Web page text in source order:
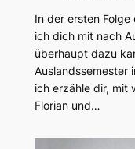
In der ersten Folge
ich dich mit nach
überhaupt dazu
Auslandssemester
ich erzähle dir, mit
Florian und…